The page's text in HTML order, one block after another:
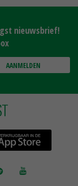
nieuwsbrief!
AANMELDEN